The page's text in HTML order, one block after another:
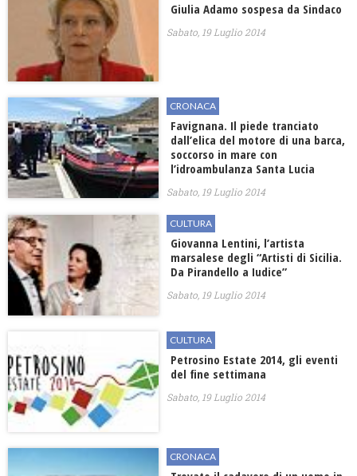
Giulia Adamo sospesa da Sindaco
Sabato, 19 Luglio 2014
CRONACA
Favignana. Il piede tranciato
dall’elica del motore di una barca,
soccorso in mare con
l’idroambulanza Santa Lucia
Sabato, 19 Luglio 2014
CULTURA
Giovanna Lentini, l’artista
marsalese degli “Artisti di Sicilia.
Da Pirandello a Iudice”
Sabato, 19 Luglio 2014
CULTURA
Petrosino Estate 2014, gli eventi
del fine settimana
Sabato, 19 Luglio 2014
CRONACA